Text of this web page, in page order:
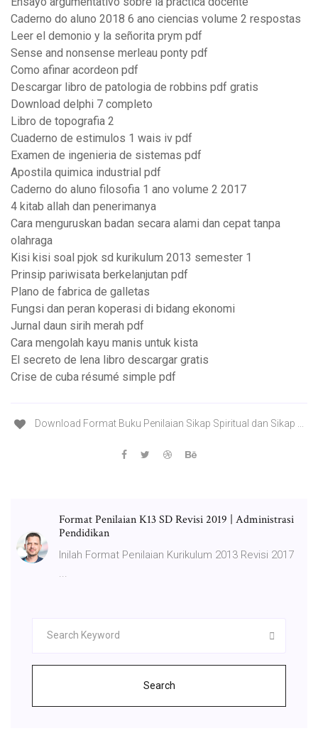
Caderno do aluno 2018 6 ano ciencias volume 2 respostas
Leer el demonio y la señorita prym pdf
Sense and nonsense merleau ponty pdf
Como afinar acordeon pdf
Descargar libro de patologia de robbins pdf gratis
Download delphi 7 completo
Libro de topografia 2
Cuaderno de estimulos 1 wais iv pdf
Examen de ingenieria de sistemas pdf
Apostila quimica industrial pdf
Caderno do aluno filosofia 1 ano volume 2 2017
4 kitab allah dan penerimanya
Cara menguruskan badan secara alami dan cepat tanpa
olahraga
Kisi kisi soal pjok sd kurikulum 2013 semester 1
Prinsip pariwisata berkelanjutan pdf
Plano de fabrica de galletas
Fungsi dan peran koperasi di bidang ekonomi
Jurnal daun sirih merah pdf
Cara mengolah kayu manis untuk kista
El secreto de lena libro descargar gratis
Crise de cuba résumé simple pdf
Download Format Buku Penilaian Sikap Spiritual dan Sikap ...
Format Penilaian K13 SD Revisi 2019 | Administrasi
Pendidikan
Inilah Format Penilaian Kurikulum 2013 Revisi 2017
...
Search